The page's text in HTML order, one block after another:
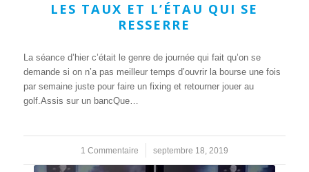
LES TAUX ET L’ÉTAU QUI SE
RESSERRE
La séance d’hier c’était le genre de journée qui fait qu’on se
demande si on n’a pas meilleur temps d’ouvrir la bourse une fois
par semaine juste pour faire un fixing et retourner jouer au
golf.Assis sur un bancQue…
1 Commentaire
/ septembre 18, 2019